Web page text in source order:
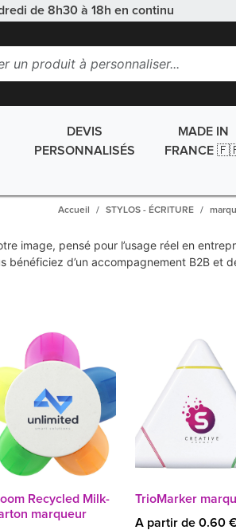
de 8h30 à 18h en continu
DEVIS
PERSONNALISÉS
MADE IN
FRANCE
Accueil STYLOS - ÉCRITURE
image, pensé pour l’usage réel en
bénéficiez d’un accompagnement B2B
Recycled Milk-
marqueur
TrioMarker
A partir de 0.60